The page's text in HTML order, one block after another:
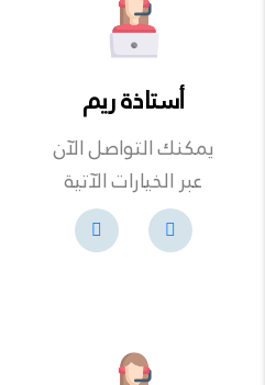
أستاذة ريم
يمكنك التواصل الآن
عبر الخيارات الآتية